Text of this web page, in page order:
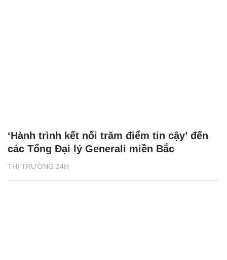
THỊ TRƯỜNG 24H
‘Hành trình kết nối trăm điểm tin cậy’ đến
các Tổng Đại lý Generali miền Bắc